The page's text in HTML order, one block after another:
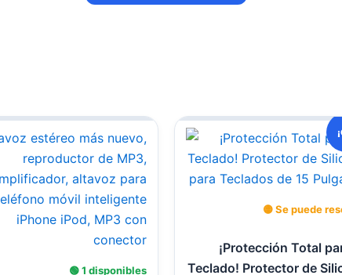
🟢 1 disponibles
🟡 Se puede
¡Protección Total
Teclado! Protector de
El
era:
$